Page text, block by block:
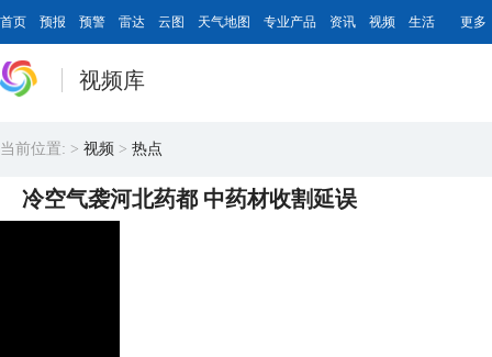
首页 预报 预警 雷达 云图 天气地图 专业产品 资讯 视频 生活 更多
视频库
当前位置: > 视频 > 热点
冷空气袭河北药都 中药材收割延误